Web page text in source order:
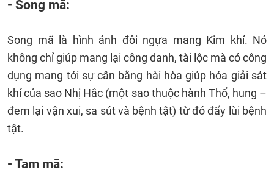
- Song mã:
Song mã là hình ảnh đôi ngựa mang Kim khí. Nó
không chỉ giúp mang lại công danh, tài lộc mà có công
dụng mang tới sự cân bằng hài hòa giúp hóa giải sát
khí của sao Nhị Hắc (một sao thuộc hành Thổ, hung –
đem lại vận xui, sa sút và bệnh tật) từ đó đẩy lùi bệnh
tật.
- Tam mã: